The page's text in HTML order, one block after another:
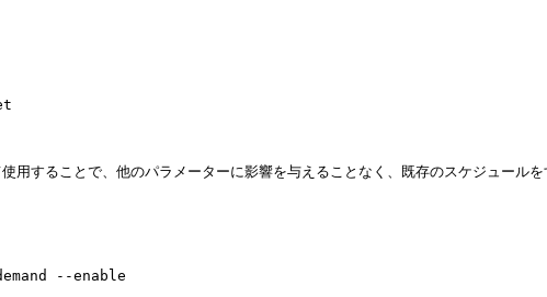
で、他のパラメーターに影響を与えることなく、既存のスケジュールをす
--enable